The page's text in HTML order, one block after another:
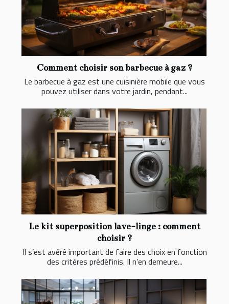
Comment choisir son barbecue à gaz ?
Le barbecue à gaz est une cuisinière mobile que vous
pouvez utiliser dans votre jardin, pendant...
Le kit superposition lave-linge : comment
choisir ?
Il s’est avéré important de faire des choix en fonction
des critères prédéfinis. Il n’en demeure...